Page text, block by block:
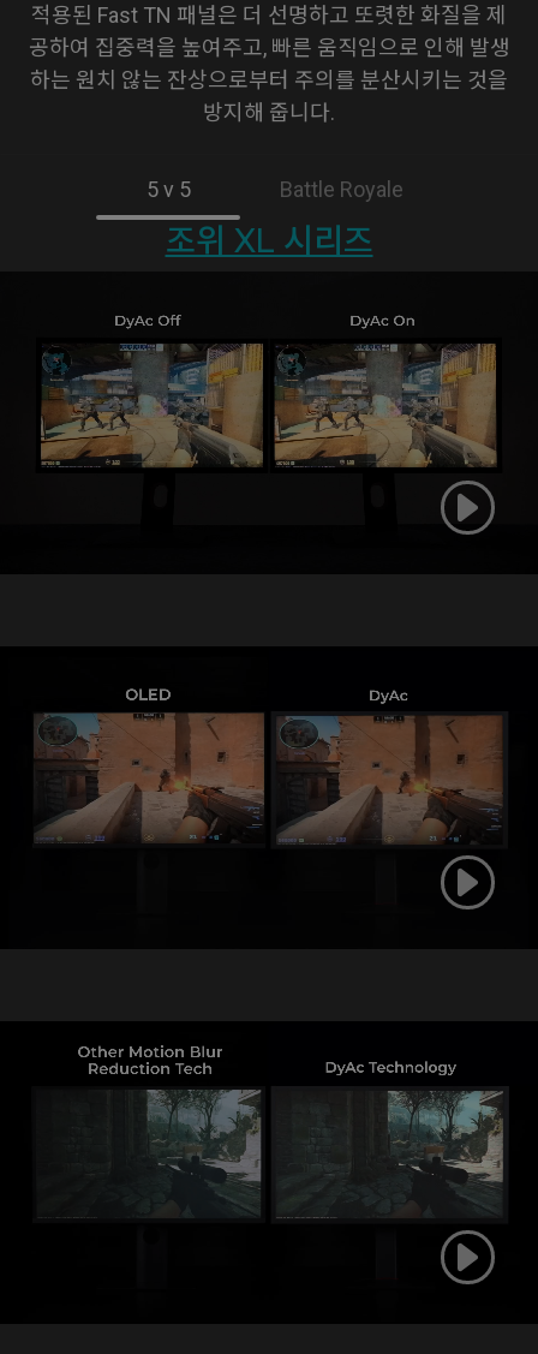
적용된 Fast TN 패널은 더 선명하고 또렷한 화질을 제
공하여 집중력을 높여주고, 빠른 움직임으로 인해 발생
하는 원치 않는 잔상으로부터 주의를 분산시키는 것을
방지해 줍니다.
5 v 5 Battle Royale
조위 XL 시리즈